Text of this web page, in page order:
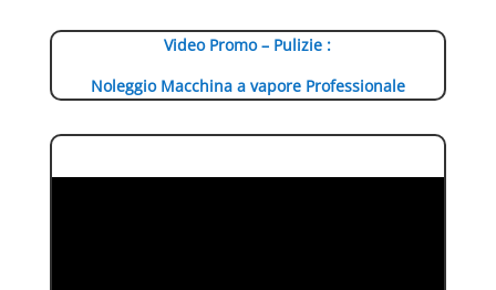
Video Promo – Pulizie :
Noleggio Macchina a vapore Professionale